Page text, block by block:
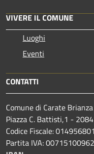
VIVERE IL COMUNE
Luoghi
Eventi
CONTATTI
Comune di Carate Brianza
Piazza C. Battisti,1 -
Codice Fiscale:
Partita IVA: 00715100962